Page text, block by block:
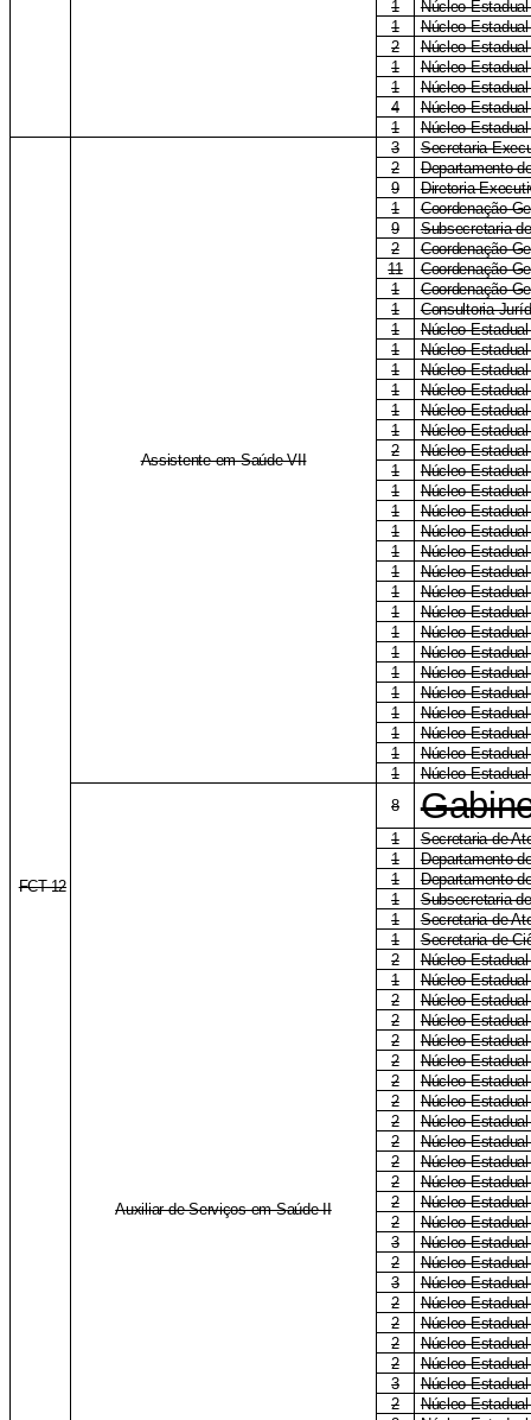
1
Núcleo
1
Núcleo
2
Núcleo
1
Núcleo
1
Núcleo
4
Núcleo
1
Núcleo
FCT-12
Assistente em Saúde VII
3
Secretaria
2
Departamento
9
Diretoria-
1
Coordenação-
9
Subsecretaria
2
Coordenação-
11
Coordenação-
1
Coordenação-
1
Consultoria
1
Núcleo
1
Núcleo
1
Núcleo
1
Núcleo
1
Núcleo
1
Núcleo
2
Núcleo
1
Núcleo
1
Núcleo
1
Núcleo
1
Núcleo
1
Núcleo
1
Núcleo
1
Núcleo
1
Núcleo
1
Núcleo
1
Núcleo
1
Núcleo
1
Núcleo
1
Núcleo
1
Núcleo
1
Núcleo
1
Núcleo
Auxiliar de Serviços em Saúde II
8
1
Secretaria de
1
Departamento
1
Departamento
1
Subsecretaria
1
Secretaria de
1
Secretaria de
2
Núcleo
1
Núcleo
2
Núcleo
2
Núcleo
2
Núcleo
2
Núcleo
2
Núcleo
2
Núcleo
2
Núcleo
2
Núcleo
2
Núcleo
2
Núcleo
2
Núcleo
2
Núcleo
3
Núcleo
2
Núcleo
3
Núcleo
2
Núcleo
2
Núcleo
2
Núcleo
2
Núcleo
3
Núcleo
2
Núcleo